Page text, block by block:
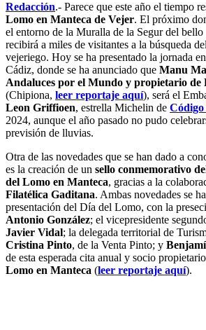
Redacción.- Parece que este año el tiempo
Lomo en Manteca de Vejer. El próximo
el entorno de la Muralla de la Segur del
recibirá a miles de visitantes a la búsqueda
vejeriego. Hoy se ha presentado la jornada
Cádiz, donde se ha anunciado que Manu
Andaluces por el Mundo y propietario de
(Chipiona, leer reportaje aquí), será el
Leon Griffioen, estrella Michelin de
2024, aunque el año pasado no pudo
previsión de lluvias.
Otra de las novedades que se han dado a
es la creación de un sello conmemorativo
del Lomo en Manteca, gracias a la
Filatélica Gaditana. Ambas novedades se
presentación del Día del Lomo, con la
Antonio González; el vicepresidente
Javier Vidal; la delegada territorial de
Cristina Pinto, de la Venta Pinto; y
de esta esperada cita anual y socio
Lomo en Manteca (leer reportaje aquí).